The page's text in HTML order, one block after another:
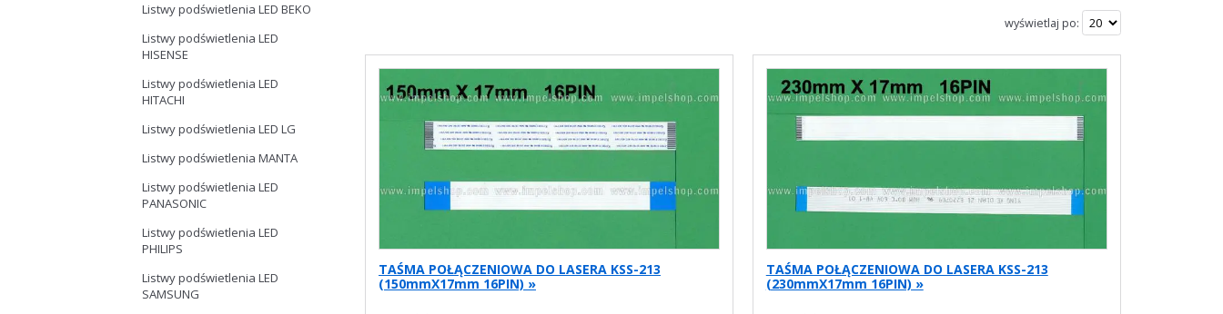
Listwy podświetlenia LED BEKO
Listwy podświetlenia LED
HISENSE
Listwy podświetlenia LED
HITACHI
Listwy podświetlenia LED LG
Listwy podświetlenia MANTA
Listwy podświetlenia LED
PANASONIC
Listwy podświetlenia LED
PHILIPS
Listwy podświetlenia LED
SAMSUNG
wyświetlaj po:
TAŚMA POŁĄCZENIOWA DO LASERA KSS-213
(150mmX17mm 16PIN) »
TAŚMA POŁĄCZENIOWA DO LASERA KSS-213
(230mmX17mm 16PIN) »